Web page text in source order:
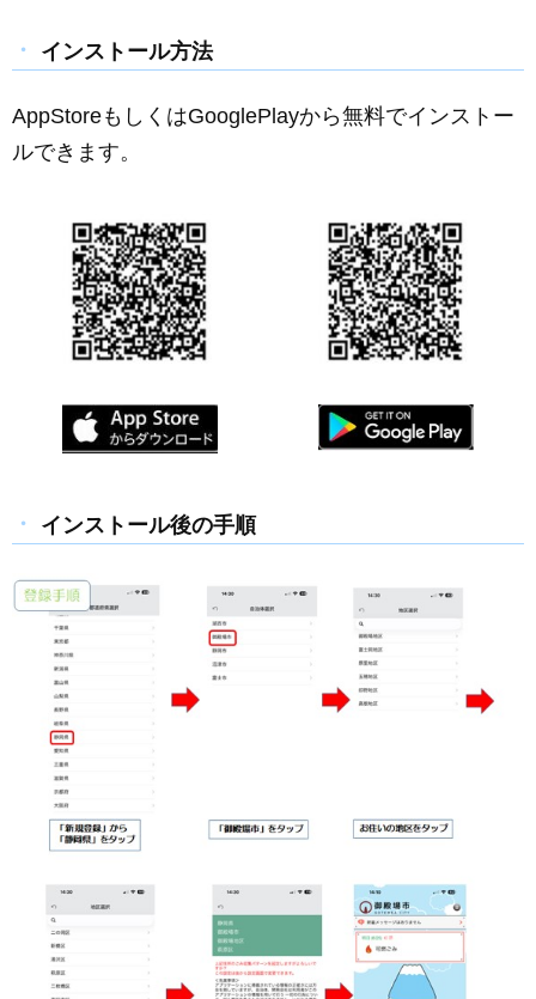
インストール方法
AppStoreもしくはGooglePlayから無料でインストー
ルできます。
インストール後の手順